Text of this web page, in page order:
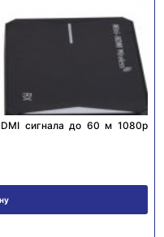
сигнала до 60 м 1080p